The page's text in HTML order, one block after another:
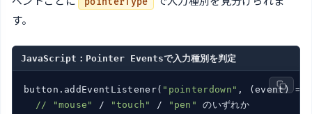
pointerType
す。
JavaScript：Pointer Eventsで入力種別を判定
button.addEventListener( "pointerdown" , (event) =>
//
"mouse" / "touch" / "pen"
のいずれか